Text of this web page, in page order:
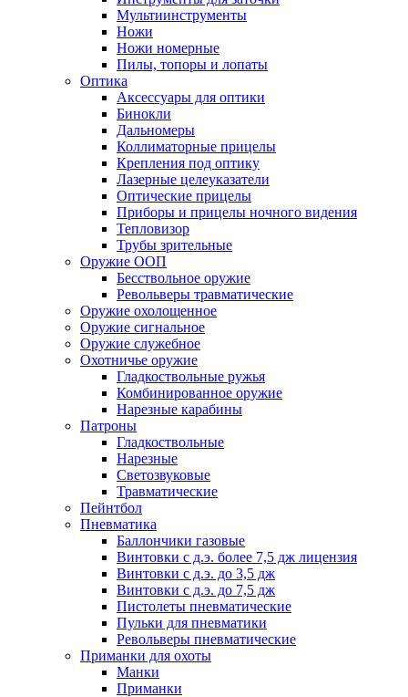
Мультиинструменты
Ножи
Ножи номерные
Пилы, топоры и лопаты
Оптика
Аксессуары для оптики
Бинокли
Дальномеры
Коллиматорные прицелы
Крепления под оптику
Лазерные целеуказатели
Оптические прицелы
Приборы и прицелы ночного видения
Тепловизор
Трубы зрительные
Оружие ООП
Бесствольное оружие
Револьверы травматические
Оружие охолощенное
Оружие сигнальное
Оружие служебное
Охотничье оружие
Гладкоствольные ружья
Комбинированное оружие
Нарезные карабины
Патроны
Гладкоствольные
Нарезные
Светозвуковые
Травматические
Пейнтбол
Пневматика
Баллончики газовые
Винтовки с д.э. более 7,5 дж лицензия
Винтовки с д.э. до 3,5 дж
Винтовки с д.э. до 7,5 дж
Пистолеты пневматические
Пульки для пневматики
Револьверы пневматические
Приманки для охоты
Манки
Приманки